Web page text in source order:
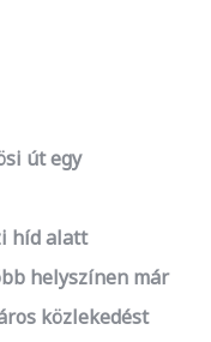
út egy
híd alatt
helyszínen már
közlekedést